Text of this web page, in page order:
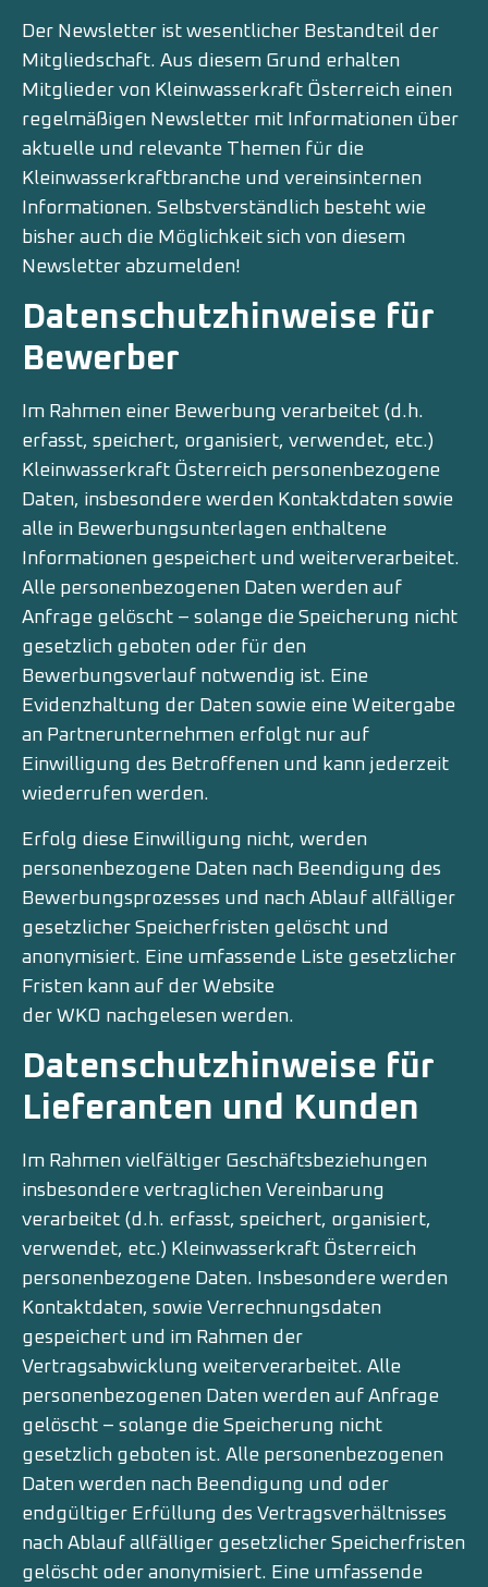
Der Newsletter ist wesentlicher Bestandteil der
Mitgliedschaft. Aus diesem Grund erhalten
Mitglieder von Kleinwasserkraft Österreich einen
regelmäßigen Newsletter mit Informationen über
aktuelle und relevante Themen für die
Kleinwasserkraftbranche und vereinsinternen
Informationen. Selbstverständlich besteht wie
bisher auch die Möglichkeit sich von diesem
Newsletter abzumelden!
Datenschutzhinweise für
Bewerber
Im Rahmen einer Bewerbung verarbeitet (d.h.
erfasst, speichert, organisiert, verwendet, etc.)
Kleinwasserkraft Österreich personenbezogene
Daten, insbesondere werden Kontaktdaten sowie
alle in Bewerbungsunterlagen enthaltene
Informationen gespeichert und weiterverarbeitet.
Alle personenbezogenen Daten werden auf
Anfrage gelöscht – solange die Speicherung nicht
gesetzlich geboten oder für den
Bewerbungsverlauf notwendig ist. Eine
Evidenzhaltung der Daten sowie eine Weitergabe
an Partnerunternehmen erfolgt nur auf
Einwilligung des Betroffenen und kann jederzeit
wiederrufen werden.
Erfolg diese Einwilligung nicht, werden
personenbezogene Daten nach Beendigung des
Bewerbungsprozesses und nach Ablauf allfälliger
gesetzlicher Speicherfristen gelöscht und
anonymisiert. Eine umfassende Liste gesetzlicher
Fristen kann auf der Website
der WKO nachgelesen werden.
Datenschutzhinweise für
Lieferanten und Kunden
Im Rahmen vielfältiger Geschäftsbeziehungen
insbesondere vertraglichen Vereinbarung
verarbeitet (d.h. erfasst, speichert, organisiert,
verwendet, etc.) Kleinwasserkraft Österreich
personenbezogene Daten. Insbesondere werden
Kontaktdaten, sowie Verrechnungsdaten
gespeichert und im Rahmen der
Vertragsabwicklung weiterverarbeitet. Alle
personenbezogenen Daten werden auf Anfrage
gelöscht – solange die Speicherung nicht
gesetzlich geboten ist. Alle personenbezogenen
Daten werden nach Beendigung und oder
endgültiger Erfüllung des Vertragsverhältnisses
nach Ablauf allfälliger gesetzlicher Speicherfristen
gelöscht oder anonymisiert. Eine umfassende